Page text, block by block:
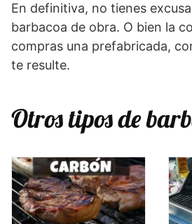
En definitiva, no tienes
barbacoa de obra. O bien la
compras una prefabricada,
te resulte.
Otros tipos de